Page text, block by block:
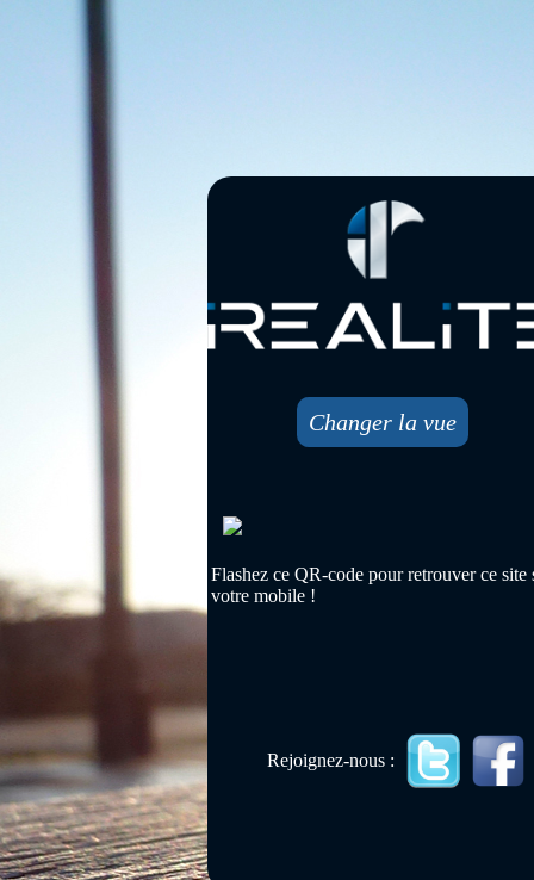
Changer la vue
Flashez ce QR-code pour retrouver ce site
votre mobile !
Rejoignez-nous :